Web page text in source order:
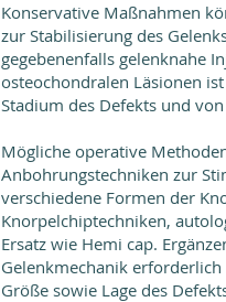
Konservative Maßnahmen
zur Stabilisierung des
gegebenenfalls gelenknahe
osteochondralen Läsionen
Stadium des Defekts und
Mögliche operative
Anbohrungstechniken zur
verschiedene Formen der
Knorpelchiptechniken,
Ersatz wie Hemi cap.
Gelenkmechanik
Größe sowie Lage des